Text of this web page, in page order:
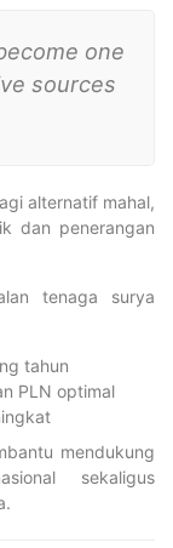
one
sources
alternatif mahal,
dan penerangan
tenaga surya
tahun
PLN optimal
mendukung
sekaligus